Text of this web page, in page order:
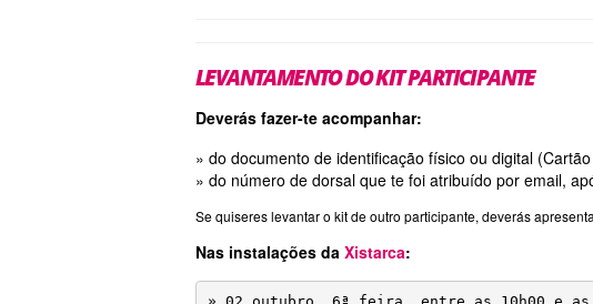
LEVANTAMENTO DO KIT PARTICIPANTE
Deverás fazer-te acompanhar:
» do documento de identificação físico ou digital
» do número de dorsal que te foi atribuído por email,
Se quiseres levantar o kit de outro participante, deverás
Nas instalações da Xistarca: